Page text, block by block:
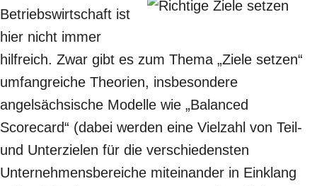
Betriebswirtschaft ist
hier nicht immer
hilfreich. Zwar gibt es zum Thema „Ziele setzen“
umfangreiche Theorien, insbesondere
angelsächsische Modelle wie „Balanced
Scorecard“ (dabei werden eine Vielzahl von Teil-
und Unterzielen für die verschiedensten
Unternehmensbereiche miteinander in Einklang